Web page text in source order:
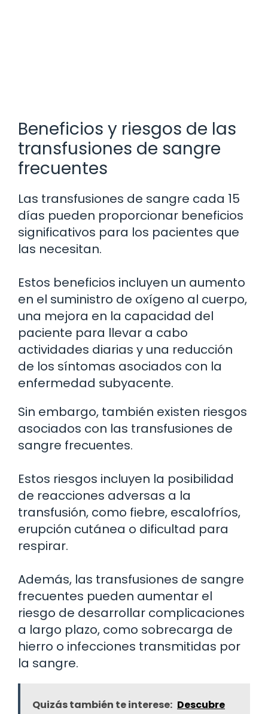
Beneficios y riesgos de las
transfusiones de sangre
frecuentes
Las transfusiones de sangre cada 15
días pueden proporcionar beneficios
significativos para los pacientes que
las necesitan.
Estos beneficios incluyen un aumento
en el suministro de oxígeno al cuerpo,
una mejora en la capacidad del
paciente para llevar a cabo
actividades diarias y una reducción
de los síntomas asociados con la
enfermedad subyacente.
Sin embargo, también existen riesgos
asociados con las transfusiones de
sangre frecuentes.
Estos riesgos incluyen la posibilidad
de reacciones adversas a la
transfusión, como fiebre, escalofríos,
erupción cutánea o dificultad para
respirar.
Además, las transfusiones de sangre
frecuentes pueden aumentar el
riesgo de desarrollar complicaciones
a largo plazo, como sobrecarga de
hierro o infecciones transmitidas por
la sangre.
Quizás también te interese: Descubre